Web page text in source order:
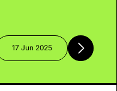
und
stehen,
17 Jun 2025